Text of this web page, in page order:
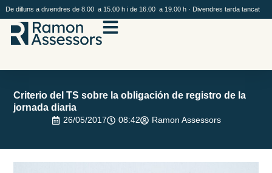
De dilluns a divendres de 8.00 a 15.00 h i de 16.00 a 19.00 h · Divendres tarda tancat
Criterio del TS sobre la obligación de registro de la
jornada diaria
26/05/2017 08:42 Ramon Assessors